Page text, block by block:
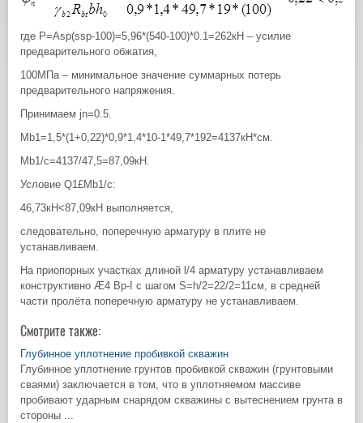
где Р=Asp(ssp-100)=5,96*(540-100)*0.1=262кН – усилие
предварительного обжатия,
100МПа – минимальное значение суммарных потерь
предварительного напряжения.
Принимаем jn=0.5.
Мb1=1,5*(1+0,22)*0,9*1,4*10-1*49,7*192=4137кН*см.
Мb1/с=4137/47,5=87,09кН.
Условие Q1£Мb1/с:
46,73кН<87,09кН выполняется,
следовательно, поперечную арматуру в плите не
устанавливаем.
На приопорных участках длиной l/4 арматуру устанавливаем
конструктивно Æ4 Вр-I с шагом S=h/2=22/2=11см, в средней
части пролёта поперечную арматуру не устанавливаем.
Смотрите также:
Глубинное уплотнение пробивкой скважин
Глубинное уплотнение грунтов пробивкой скважин (грунтовыми
сваями) заключается в том, что в уплотняемом массиве
пробивают ударным снарядом скважины с вытеснением грунта в
стороны ...